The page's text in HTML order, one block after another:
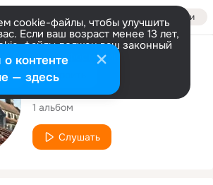
Войти
cookie-файлы, чтобы улучшить
Если ваш возраст менее 13 лет,
файлы должен ваш законный
Больше информации
Настроить
Исполнитель
Nicolas de Angelis
1 альбом
Слушать
контенте
— здесь